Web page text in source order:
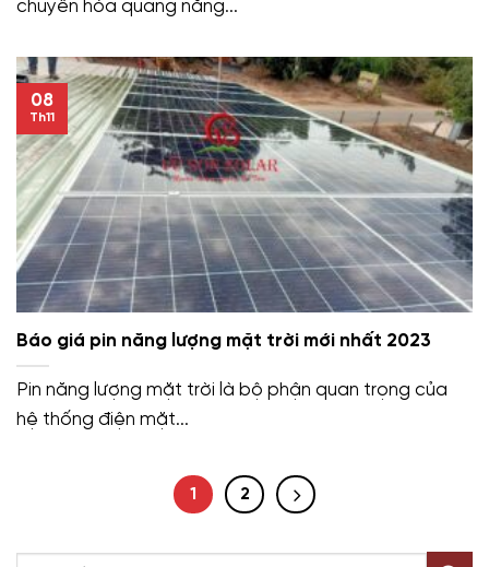
chuyển hóa quang năng...
Báo giá pin năng lượng mặt trời mới nhất 2023
Pin năng lượng mặt trời là bộ phận quan trọng của
hệ thống điện mặt...
08
Th11
1 2